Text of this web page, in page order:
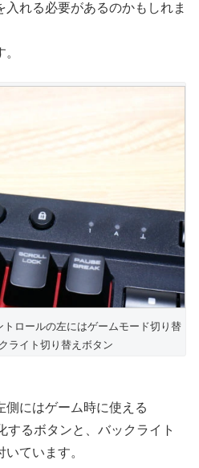
れる必要があるのかもしれま
ロールの左にはゲームモード切り替
ライト切り替えボタン
側にはゲーム時に使える
するボタンと、バックライト
ています。